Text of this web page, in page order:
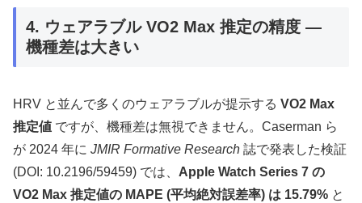
4. ウェアラブル VO2 Max 推定の精度 —
機種差は大きい
HRV と並んで多くのウェアラブルが提示する VO2 Max
推定値 ですが、機種差は無視できません。Caserman ら
が 2024 年に JMIR Formative Research 誌で発表した検証
(DOI: 10.2196/59459) では、 Apple Watch Series 7 の
VO2 Max 推定値の MAPE (平均絶対誤差率) は 15.79% と